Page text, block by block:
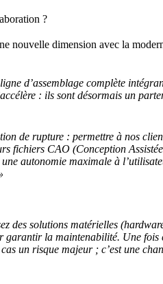
?
nouvelle dimension avec la
d’assemblage complète
: ils sont désormais un
de rupture : permettre à nos
fichiers CAO (Conception
autonomie maximale à
des solutions matérielles
garantir la maintenabilité. Une fois
un risque majeur ; c’est une